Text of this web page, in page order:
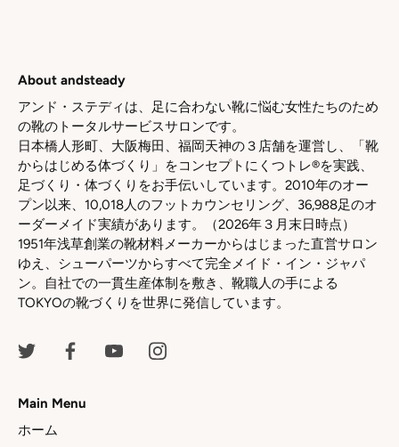
About andsteady
アンド・ステディは、足に合わない靴に悩む女性たちのため
の靴のトータルサービスサロンです。
日本橋人形町、大阪梅田、福岡天神の３店舗を運営し、「靴
からはじめる体づくり」をコンセプトにくつトレ®を実践、
足づくり・体づくりをお手伝いしています。2010年のオー
プン以来、10,018人のフットカウンセリング、36,988足のオ
ーダーメイド実績があります。（2026年３月末日時点）
1951年浅草創業の靴材料メーカーからはじまった直営サロン
ゆえ、シューパーツからすべて完全メイド・イン・ジャパ
ン。自社での一貫生産体制を敷き、靴職人の手による
TOKYOの靴づくりを世界に発信しています。
Main Menu
ホーム